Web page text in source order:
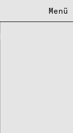
Menü